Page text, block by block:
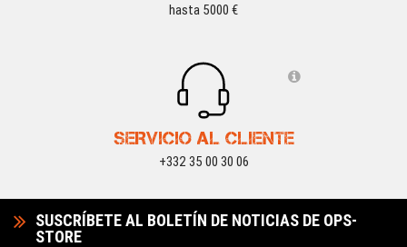
hasta 5000 €
SERVICIO AL CLIENTE
+332 35 00 30 06
SUSCRÍBETE AL BOLETÍN DE NOTICIAS DE OPS-
STORE